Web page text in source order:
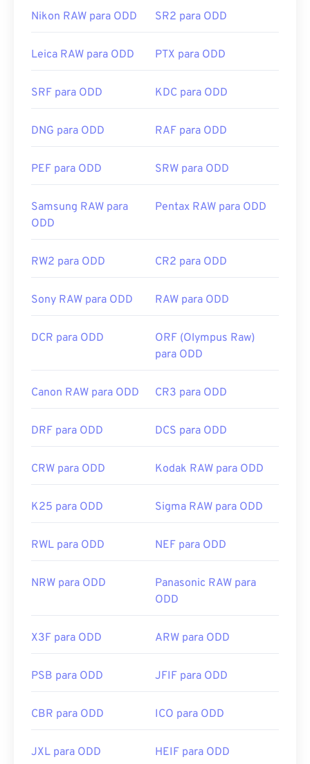
Adobe Flash .
Os GIFs abrem facilmente em quase todos os
navegadores da web e sistemas operacionais. Para
comoo Adobe Photoshop. No Windows, abra GIFs
Elements
, Roxio Creator NXT Pro
e outros. No
macOS, use visualizadores e editores de imagens
Lançamento inicial:
15 de junho de 1987
Nikon RAW para ODD SR2 para ODD
Leica RAW para ODD PTX para ODD
SRF para ODD KDC para ODD
DNG para ODD RAF para ODD
PEF para ODD SRW para ODD
Samsung RAW para
ODD
Pentax RAW para ODD
RW2 para ODD CR2 para ODD
Sony RAW para ODD RAW para ODD
DCR para ODD
ORF (Olympus Raw)
para ODD
Canon RAW para ODD CR3 para ODD
DRF para ODD DCS para ODD
CRW para ODD Kodak RAW para ODD
K25 para ODD Sigma RAW para ODD
RWL para ODD NEF para ODD
NRW para ODD
Panasonic RAW para
ODD
X3F para ODD ARW para ODD
PSB para ODD JFIF para ODD
CBR para ODD ICO para ODD
JXL para ODD HEIF para ODD